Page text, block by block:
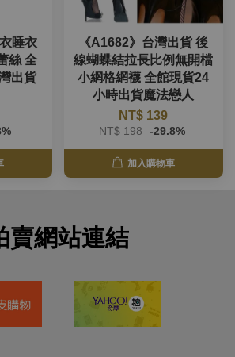
睡衣
絲 全
出貨
《A1682》台灣出貨 後
線蝴蝶結拉長比例無開檔
小網格網襪 全館現貨24
小時出貨魔法戀人
NT$ 139
NT$ 198 -29.8%
加入購物車
賣網站連結